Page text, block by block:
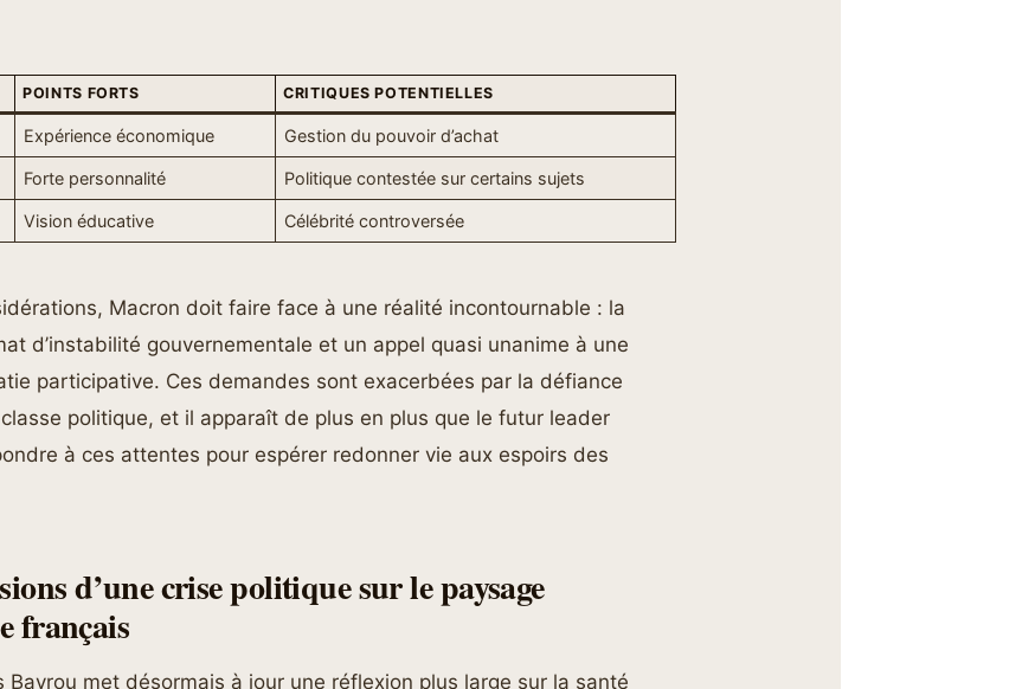
POINTS FORTS CRITIQUES POTENTIELLES
Expérience économique Gestion du pouvoir d’achat
Forte personnalité Politique contestée sur certains sujets
Vision éducative Célébrité controversée
Macron doit faire face à une réalité incontournable : la
d’instabilité gouvernementale et un appel quasi unanime à une
participative. Ces demandes sont exacerbées par la défiance
politique, et il apparaît de plus en plus que le futur leader
à ces attentes pour espérer redonner vie aux espoirs des
d’une crise politique sur le paysage
français
Bayrou met désormais à jour une réflexion plus large sur la santé